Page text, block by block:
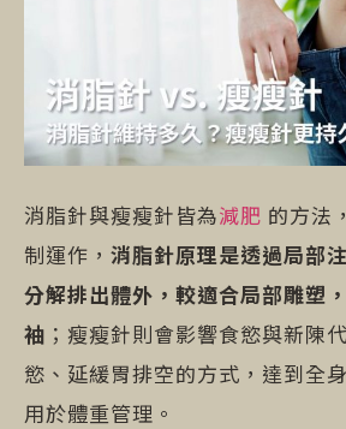
消脂針與瘦瘦針皆為減肥 的方法
制運作， 消脂針原理是透過局部
分解排出體外，較適合局部雕塑
袖 ；瘦瘦針則會影響食慾與新陳
慾、延緩胃排空的方式，達到全
用於體重管理。